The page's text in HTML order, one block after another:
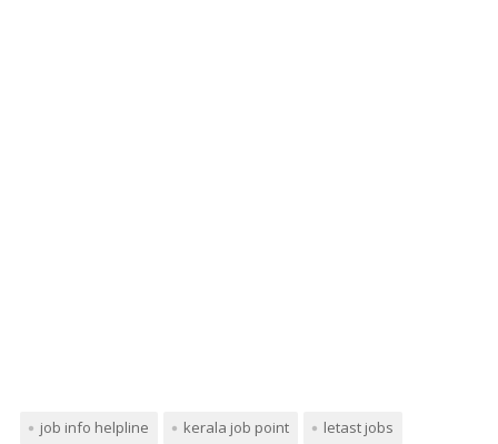
job info helpline kerala job point letast jobs